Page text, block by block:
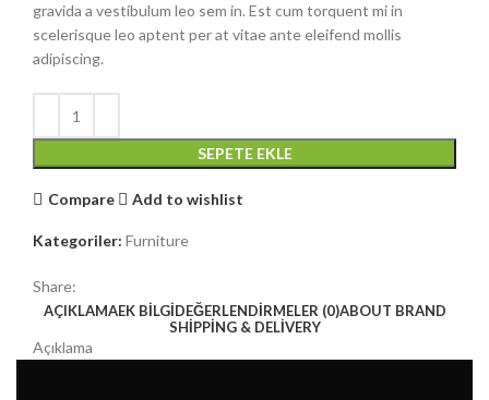
gravida a vestibulum leo sem in. Est cum torquent mi in
scelerisque leo aptent per at vitae ante eleifend mollis
adipiscing.
SEPETE EKLE
Compare Add to wishlist
Kategoriler: Furniture
Share:
AÇIKLAMAEK BILGIDEĞERLENDIRMELER (0)ABOUT BRAND
SHIPPING & DELIVERY
Açıklama